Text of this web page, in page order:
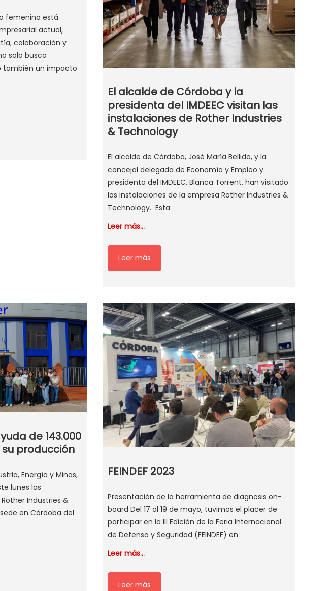
femenino está
actual,
colaboración y
solo busca
también un impacto
El alcalde de Córdoba y la
presidenta del IMDEEC visitan las
instalaciones de Rother Industries
& Technology
El alcalde de Córdoba, José María Bellido, y la
concejal delegada de Economía y Empleo y
presidenta del IMDEEC, Blanca Torrent, han visitado
las instalaciones de la empresa Rother Industries &
Technology. Esta
Leer más…
Leer más
de 143.000
producción
Energía y Minas,
lunes las
Industries &
en Córdoba del
FEINDEF 2023
Presentación de la herramienta de diagnosis on-
board Del 17 al 19 de mayo, tuvimos el placer de
participar en la III Edición de la Feria Internacional
de Defensa y Seguridad (FEINDEF) en
Leer más…
Leer más